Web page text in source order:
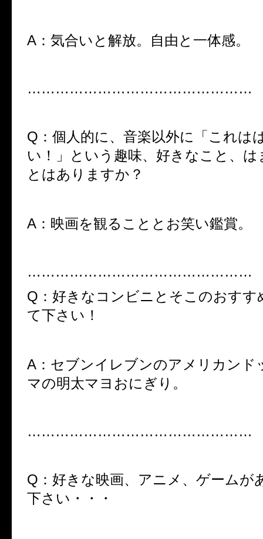
A：気合いと解放。自由と一体感。
…………………………………………
Q：個人的に、音楽以外に「これは
い！」という趣味、好きなこと、
とはありますか？
A：映画を観ることとお笑い鑑賞。
…………………………………………
Q：好きなコンビニとそこのおすす
て下さい！
A：セブンイレブンのアメリカンド
マの明太マヨおにぎり。
…………………………………………
Q：好きな映画、アニメ、ゲームが
下さい・・・